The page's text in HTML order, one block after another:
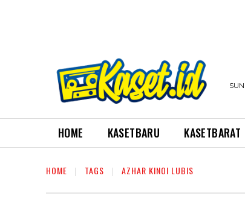
HOME KASETBARU KASETBARAT
HOME TAGS AZHAR KINOI LUBIS